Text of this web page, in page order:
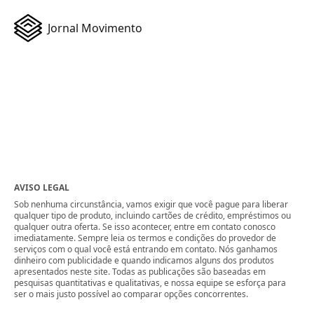
Jornal Movimento
AVISO LEGAL
Sob nenhuma circunstância, vamos exigir que você pague para liberar
qualquer tipo de produto, incluindo cartões de crédito, empréstimos ou
qualquer outra oferta. Se isso acontecer, entre em contato conosco
imediatamente. Sempre leia os termos e condições do provedor de
serviços com o qual você está entrando em contato. Nós ganhamos
dinheiro com publicidade e quando indicamos alguns dos produtos
apresentados neste site. Todas as publicações são baseadas em
pesquisas quantitativas e qualitativas, e nossa equipe se esforça para
ser o mais justo possível ao comparar opções concorrentes.